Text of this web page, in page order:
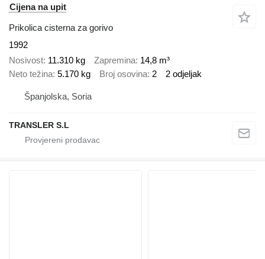
Cijena na upit
Prikolica cisterna za gorivo
1992
Nosivost 11.310 kg Zapremina 14,8 m³
Neto težina 5.170 kg Broj osovina 2 2 odjeljak
Španjolska, Soria
TRANSLER S.L